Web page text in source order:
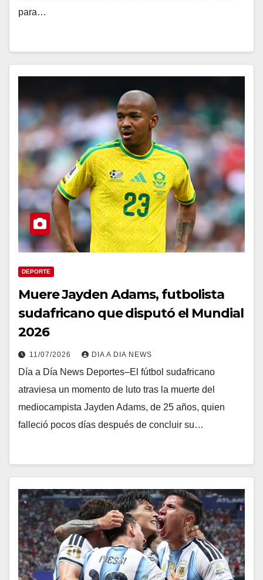
para…
DEPORTE
Muere Jayden Adams, futbolista
sudafricano que disputó el Mundial
2026
11/07/2026 DIA A DIA NEWS
Día a Día News Deportes–El fútbol sudafricano
atraviesa un momento de luto tras la muerte del
mediocampista Jayden Adams, de 25 años, quien
falleció pocos días después de concluir su…